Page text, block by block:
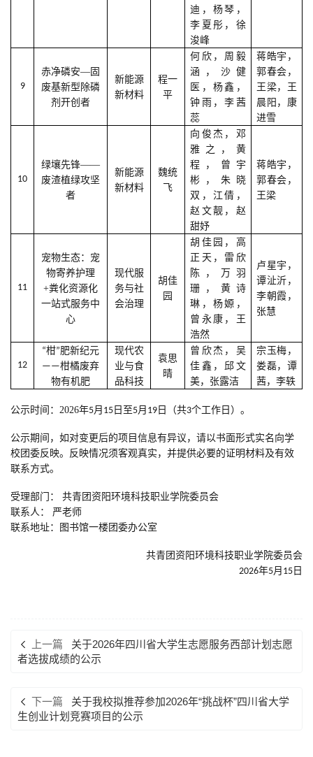
迪，杨琴，
李夏彤，徐
浚峰
9
赤净磷安—固
废基新型除磷
剂开创者
新能源
新材料
程一
平
何欣，周毅
涵，沙健
医，杨鑫，
钟雨，李茜
蕊
蒋皓宇，
郭春会，
王梁，王
晨阳，康
进雪
10
绿壤先锋——
废渣植绿攻坚
者
新能源
新材料
魏统
飞
向俊杰，邓
雅之，黄
程，曾宇
彬，朱晓
双，江倩，
赵文靓，赵
甜妤
蒋皓宇，
郭春会，
王梁
11
宠物生态：宠
物寄养护理
+粪化资源化
一站式服务中
心
现代服
务与社
会治理
胡佳
园
胡佳园，高
正天，雷欣
陈，万羽
珊，黄诗
琳，杨嫄，
曾永康，王
浩然
卢星宇，
谭沚沂，
李朝霞，
张慧
12
“柑”肥新纪元
——柑橘废弃
物有机肥
现代农
业与食
品科技
袁思
晴
曾欣杰，吴
佳鑫，邱文
美，张露洁
宗玉梅，
娄磊，谭
茜，李轶
公示时间：2026年5月 15 日至5月 19 日（共3个工作日）。
公示期间，如对变更后的项目信息有异议，请以书面形式实名向学
校团委反映。反映情况须客观真实，并提供必要的证明材料及有效
联系方式。
受理部门： 共青团 资阳环境科技职业学院委员会
联系人： 严老师
联系地址：图书馆一楼团委办公室
共青团 资阳环境科技职业学院委员会
2026年5月 15 日
上一篇
关于2026年四川省大学生志愿服务西部计划志愿
者选拔成绩的公示
下一篇
关于我校拟推荐参加2026年“挑战杯”四川省大学
生创业计划竞赛项目的公示